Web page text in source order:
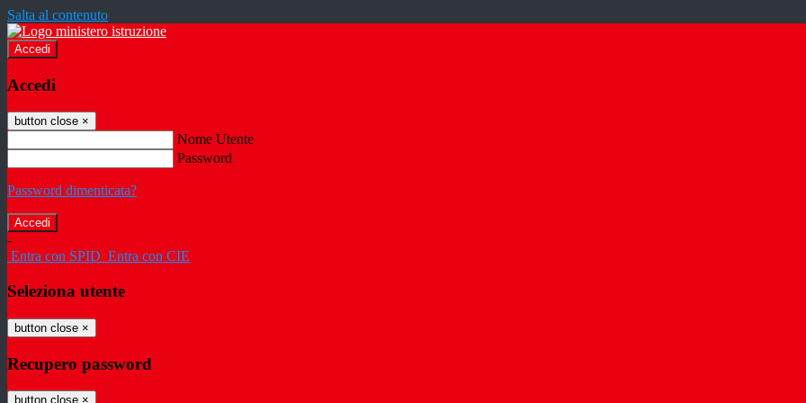
Salta al contenuto
Accedi
Accedi
button close ×
Nome Utente
Password
Password dimenticata?
-
Entra con SPID Entra con CIE
Seleziona utente
button close ×
Recupero password
button close ×